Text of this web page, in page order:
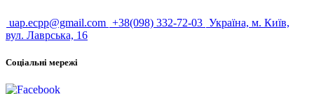
uap.ecpp@gmail.com +38(098) 332-72-03 Україна, м. Київ,
вул. Лаврська, 16
Соціальні мережі